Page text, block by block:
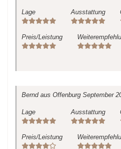
Lage Ausstattung
Preis/Leistung
Berndaus Offenburg September
Lage Ausstattung
Preis/Leistung